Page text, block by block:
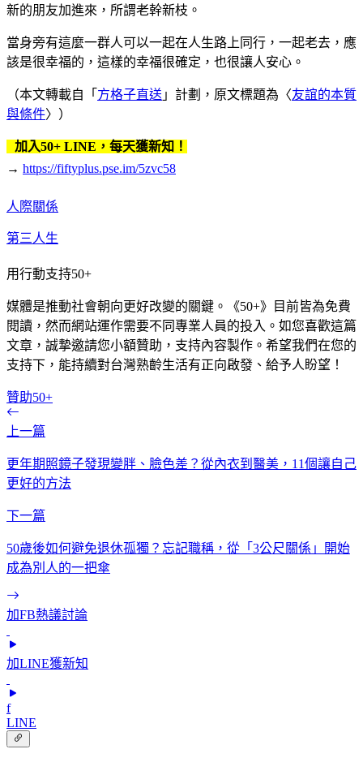
新的朋友加進來，所謂老幹新枝。
當身旁有這麼一群人可以一起在人生路上同行，一起老去，應
該是很幸福的，這樣的幸福很確定，也很讓人安心。
（本文轉載自「 方格子直送 」計劃，原文標題為〈友誼的本質
與條件〉）
加入50+ LINE，每天獲新知！
→ https://fiftyplus.pse.im/5zvc58
人際關係
第三人生
用行動支持50+
媒體是推動社會朝向更好改變的關鍵。《50+》目前皆為免費
閱讀，然而網站運作需要不同專業人員的投入。如您喜歡這篇
文章，誠摯邀請您小額贊助，支持內容製作。希望我們在您的
支持下，能持續對台灣熟齡生活有正向啟發、給予人盼望！
贊助50+
上一篇
更年期照鏡子發現變胖、臉色差？從內衣到醫美，11個讓自己
更好的方法
下一篇
50歲後如何避免退休孤獨？忘記職稱，從「3公尺關係」開始
成為別人的一把傘
加FB熱議討論
加LINE獲新知
f
LINE